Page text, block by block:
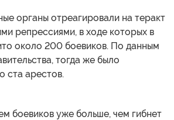
органы отреагировали на теракт
репрессиями, в ходе которых в
около 200 боевиков. По данным
тогда же было
ста арестов.
боевиков уже больше, чем гибнет